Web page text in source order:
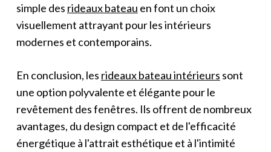
simple des rideaux bateau en font un choix
visuellement attrayant pour les intérieurs
modernes et contemporains.
En conclusion, les rideaux bateau intérieurs sont
une option polyvalente et élégante pour le
revêtement des fenêtres. Ils offrent de nombreux
avantages, du design compact et de l'efficacité
énergétique à l'attrait esthétique et à l'intimité